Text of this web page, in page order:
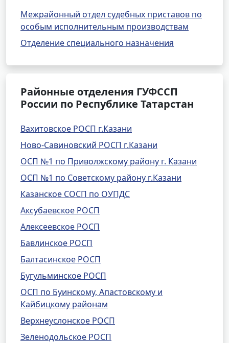
Межрайонный отдел судебных приставов по
особым исполнительным производствам
Отделение специального назначения
Районные отделения ГУФССП
России по Республике Татарстан
Вахитовское РОСП г.Казани
Ново-Савиновский РОСП г.Казани
ОСП №1 по Приволжскому району г. Казани
ОСП №1 по Советскому району г.Казани
Казанское СОСП по ОУПДС
Аксубаевское РОСП
Алексеевское РОСП
Бавлинское РОСП
Балтасинское РОСП
Бугульминское РОСП
ОСП по Буинскому, Апастовскому и
Кайбицкому районам
Верхнеуслонское РОСП
Зеленодольское РОСП